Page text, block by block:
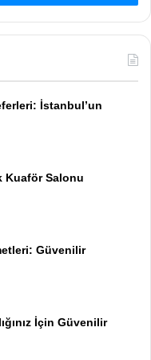
İstanbul’un
Kuaför Salonu
Güvenilir
İçin Güvenilir